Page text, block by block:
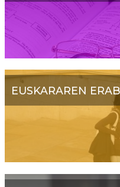
EUSKARAREN